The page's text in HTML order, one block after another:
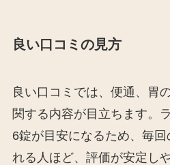
良い口コミの見方
良い口コミでは、便通、胃
関する内容が目立ちます。
6錠が目安になるため、毎
れる人ほど、評価が安定し